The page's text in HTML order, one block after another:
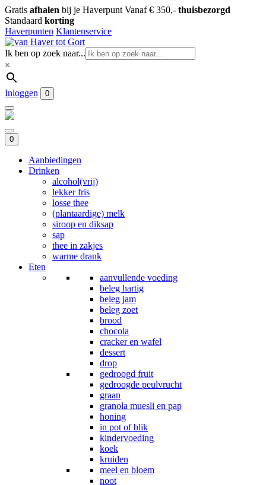
Gratis afhalen bij je Haverpunt Vanaf € 350,- thuisbezorgd
Standaard korting
Haverpunten Klantenservice
Ik ben op zoek naar...
×
Inloggen 0
0
Aanbiedingen
Drinken
alcohol(vrij)
lekker fris
losse thee
(plantaardige) melk
siroop en diksap
sap
thee in zakjes
warme drank
Eten
aanvullende voeding
beleg hartig
beleg jam
beleg zoet
brood
chocola
cracker en wafel
dessert
drop
gedroogd fruit
gedroogde peulvrucht
graan
granola muesli en pap
honing
in pot of blik
kindervoeding
koek
kruiden
meel en bloem
noot